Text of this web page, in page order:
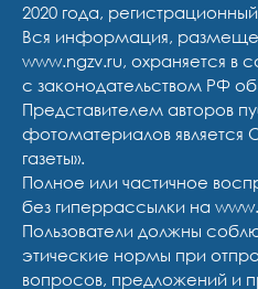
2020 года,
Вся информация,
www.ngzv.ru, охраняется в
с законодательством РФ
Представителем авторов
фотоматериалов
газеты».
Полное или частичное
без гиперрассылки на
Пользователи должны
этические нормы при
вопросов, предложений и